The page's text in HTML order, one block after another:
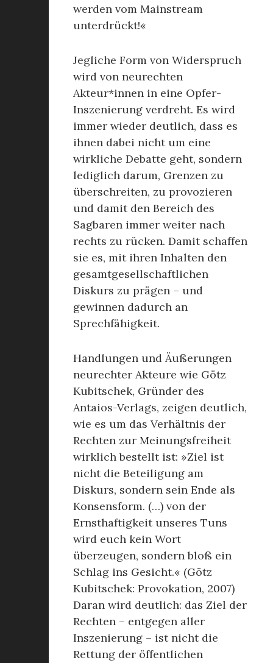
werden vom Mainstream
unterdrückt!«
Jegliche Form von Widerspruch
wird von neurechten
Akteur*innen in eine Opfer-
Inszenierung verdreht. Es wird
immer wieder deutlich, dass es
ihnen dabei nicht um eine
wirkliche Debatte geht, sondern
lediglich darum, Grenzen zu
überschreiten, zu provozieren
und damit den Bereich des
Sagbaren immer weiter nach
rechts zu rücken. Damit schaffen
sie es, mit ihren Inhalten den
gesamtgesellschaftlichen
Diskurs zu prägen – und
gewinnen dadurch an
Sprechfähigkeit.
Handlungen und Äußerungen
neurechter Akteure wie Götz
Kubitschek, Gründer des
Antaios-Verlags, zeigen deutlich,
wie es um das Verhältnis der
Rechten zur Meinungsfreiheit
wirklich bestellt ist: »Ziel ist
nicht die Beteiligung am
Diskurs, sondern sein Ende als
Konsensform. (…) von der
Ernsthaftigkeit unseres Tuns
wird euch kein Wort
überzeugen, sondern bloß ein
Schlag ins Gesicht.« (Götz
Kubitschek: Provokation, 2007)
Daran wird deutlich: das Ziel der
Rechten – entgegen aller
Inszenierung – ist nicht die
Rettung der öffentlichen